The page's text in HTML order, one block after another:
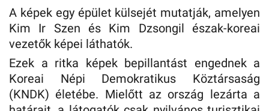
A képek egy épület külsejét mutatják, amelyen
Kim Ir Szen és Kim Dzsongil észak-koreai
vezetők képei láthatók.
Ezek a ritka képek bepillantást engednek a
Koreai Népi Demokratikus Köztársaság
(KNDK) életébe. Mielőtt az ország lezárta a